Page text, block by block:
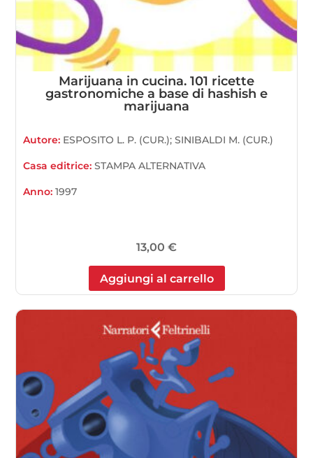
Marijuana in cucina. 101 ricette
gastronomiche a base di hashish e
marijuana
Autore: ESPOSITO L. P. (CUR.); SINIBALDI M. (CUR.)
Casa editrice:STAMPA ALTERNATIVA
Anno:1997
13,00 €
Aggiungi al carrello